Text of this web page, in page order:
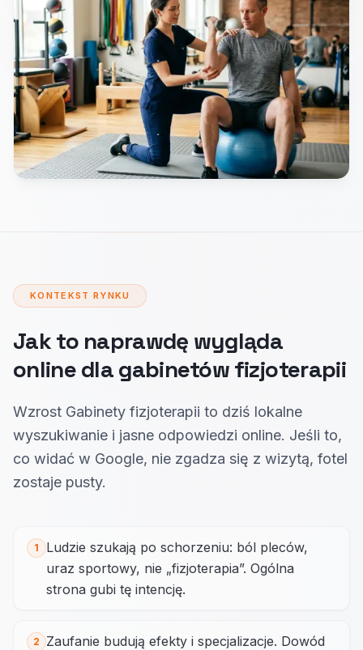
KONTEKST RYNKU
Jak to naprawdę wygląda
online dla gabinetów fizjoterapii
Wzrost Gabinety fizjoterapii to dziś lokalne
wyszukiwanie i jasne odpowiedzi online. Jeśli to,
co widać w Google, nie zgadza się z wizytą, fotel
zostaje pusty.
1
Ludzie szukają po schorzeniu: ból pleców,
uraz sportowy, nie „fizjoterapia”. Ogólna
strona gubi tę intencję.
2
Zaufanie budują efekty i specjalizacje. Dowód